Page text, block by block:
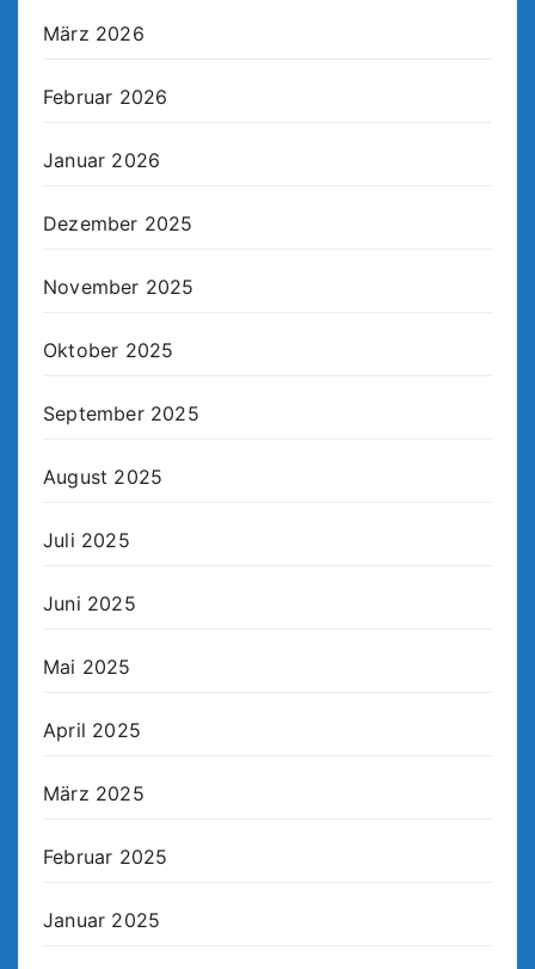
März 2026
Februar 2026
Januar 2026
Dezember 2025
November 2025
Oktober 2025
September 2025
August 2025
Juli 2025
Juni 2025
Mai 2025
April 2025
März 2025
Februar 2025
Januar 2025